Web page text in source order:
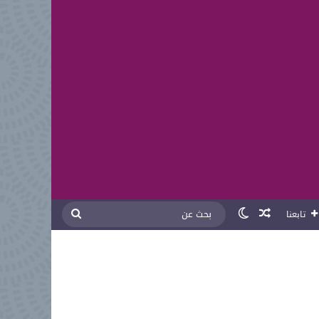
تابعنا مقال عشوائي
الوضع المظلم
بحث